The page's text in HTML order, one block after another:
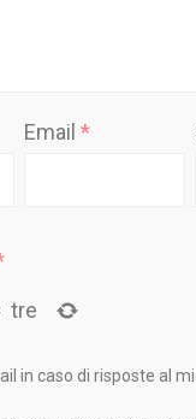
Email*
tre
in caso di risposte al